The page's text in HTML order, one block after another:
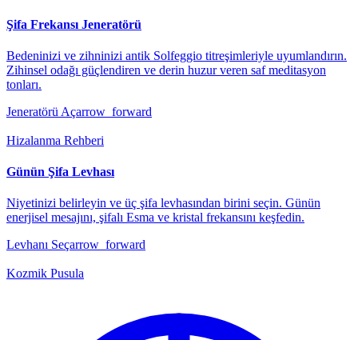
Şifa Frekansı Jeneratörü
Bedeninizi ve zihninizi antik Solfeggio titreşimleriyle uyumlandırın.
Zihinsel odağı güçlendiren ve derin huzur veren saf meditasyon
tonları.
Jeneratörü Açarrow_forward
Hizalanma Rehberi
Günün Şifa Levhası
Niyetinizi belirleyin ve üç şifa levhasından birini seçin. Günün
enerjisel mesajını, şifalı Esma ve kristal frekansını keşfedin.
Levhanı Seçarrow_forward
Kozmik Pusula